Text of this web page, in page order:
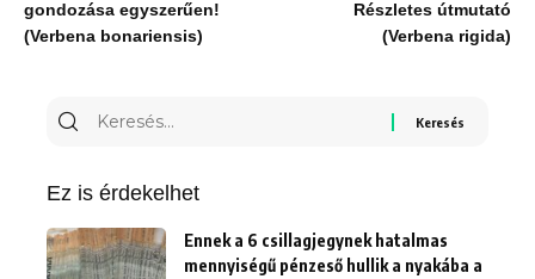
gondozása egyszerűen!
(Verbena bonariensis)
Részletes útmutató
(Verbena rigida)
Keresés
Ez is érdekelhet
Ennek a 6 csillagjegynek hatalmas
mennyiségű pénzeső hullik a nyakába a